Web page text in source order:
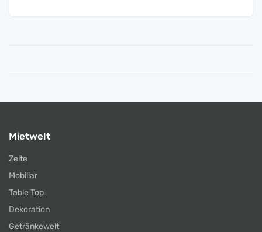
Mietwelt
Zelte
Mobiliar
Table Top
Dekoration
Getränkewelt